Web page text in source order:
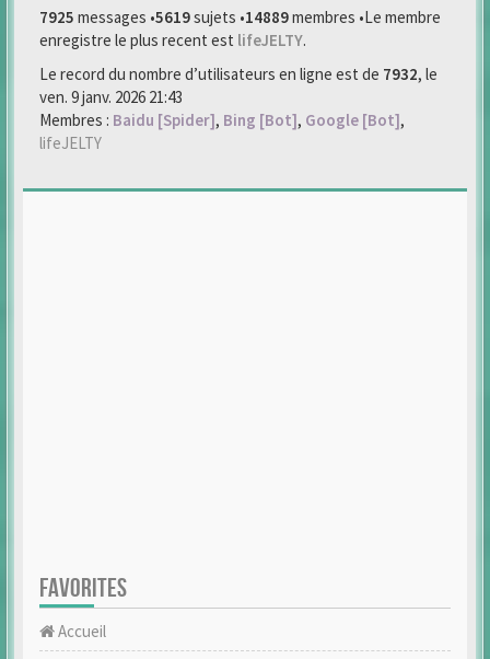
7925 messages •5619sujets •14889membres •Le membre
enregistre le plus recent est lifeJELTY.
Le record du nombre d’utilisateurs en ligne est de 7932, le
ven. 9 janv. 2026 21:43
Membres : Baidu [Spider], Bing [Bot], Google [Bot],
lifeJELTY
FAVORITES
Accueil